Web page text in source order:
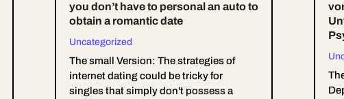
you don’t have to personal an auto to
obtain a romantic date
Uncategorized
The small Version: The strategies of
internet dating could be tricky for
singles that simply don't possess a